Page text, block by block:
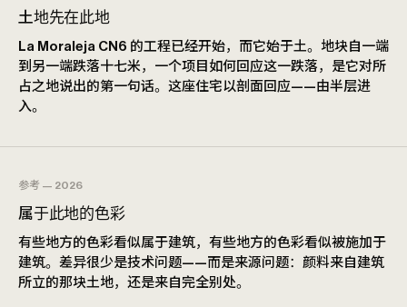
土地先在此地
La Moraleja CN6 的工程已经开始，而它始于土。地块自一端
到另一端跌落十七米，一个项目如何回应这一跌落，是它对所
占之地说出的第一句话。这座住宅以剖面回应——由半层进
入。
参考 — 2026
属于此地的色彩
有些地方的色彩看似属于建筑，有些地方的色彩看似被施加于
建筑。差异很少是技术问题——而是来源问题：颜料来自建筑
所立的那块土地，还是来自完全别处。